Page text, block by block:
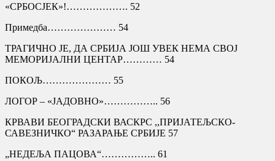
«СРБОСЈЕК»!………………. 52
Примедба………………… 54
ТРАГИЧНО ЈЕ, ДА СРБИЈА ЈОШ УВЕК НЕМА СВОЈ
МЕМОРИЈАЛНИ ЦЕНТАР………… 54
ПОКОЉ………………… 55
ЛОГОР – «ЈАДОВНО»…………….. 56
КРВАВИ БЕОГРАДСКИ ВАСКРС ,,ПРИЈАТЕЉСКО-
САВЕЗНИЧКО“ РАЗАРАЊЕ СРБИЈЕ 57
„НЕДЕЉА ПАЦОВА“…………….. 61